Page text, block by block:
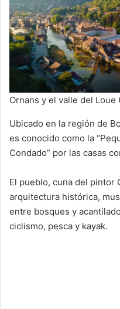
Ornans y el valle del Loue
Ubicado en la región de
es conocido como la
Condado” por las casas
El pueblo, cuna del pintor
arquitectura histórica,
entre bosques y
ciclismo, pesca y kayak.